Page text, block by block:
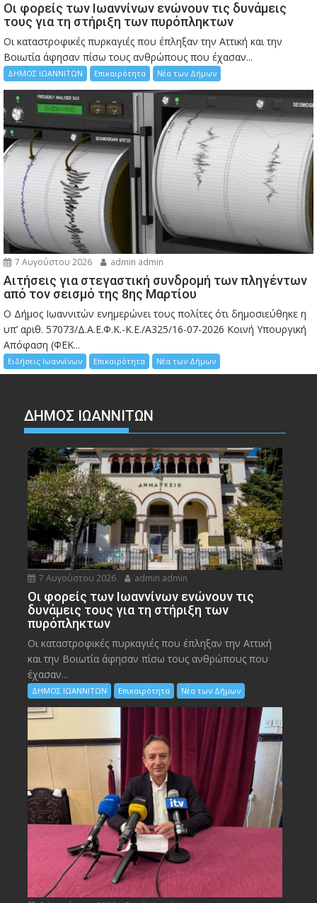
Οι φορείς των Ιωαννίνων ενώνουν τις δυνάμεις
τους για τη στήριξη των πυρόπληκτων
Οι καταστροφικές πυρκαγιές που έπληξαν την Αττική και την
Bοιωτία άφησαν πίσω τους ανθρώπους που έχασαν...
ΔΗΜΟΣ ΙΩΑΝΝΙΤΩΝ Επικαιρότητα Νέα των Δήμων
7 Αυγούστου 2026 admin admin
Αιτήσεις για στεγαστική συνδρομή των πληγέντων
από τον σεισμό της 8ης Μαρτίου
Ο Δήμος Ιωαννιτών ενημερώνει τους πολίτες ότι δημοσιεύθηκε η
υπ’ αριθ. 57073/Δ.Α.Ε.Φ.Κ.-Κ.Ε./Α325/16-07-2026 Κοινή Υπουργική
Απόφαση (ΦΕΚ...
Ειδήσεις Ιωαννίνων Επικαιρότητα Νέα των Δήμων
ΔΗΜΟΣ ΙΩΑΝΝΙΤΩΝ
7 Αυγούστου 2026 admin admin
Οι φορείς των Ιωαννίνων ενώνουν τις
δυνάμεις τους για τη στήριξη των
πυρόπληκτων
Οι καταστροφικές πυρκαγιές που έπληξαν την Αττική
και την Bοιωτία άφησαν πίσω τους ανθρώπους που
έχασαν...
ΔΗΜΟΣ ΙΩΑΝΝΙΤΩΝ Επικαιρότητα Νέα των Δήμων